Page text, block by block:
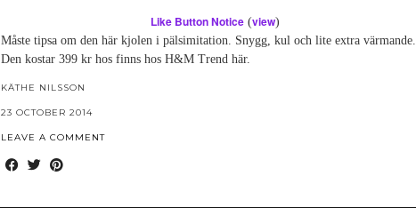
Like Button Notice (view)
Måste tipsa om den här kjolen i pälsimitation. Snygg, kul och lite extra värmande.
Den kostar 399 kr hos finns hos H&M Trend här.
KÄTHE NILSSON
23 OCTOBER 2014
LEAVE A COMMENT